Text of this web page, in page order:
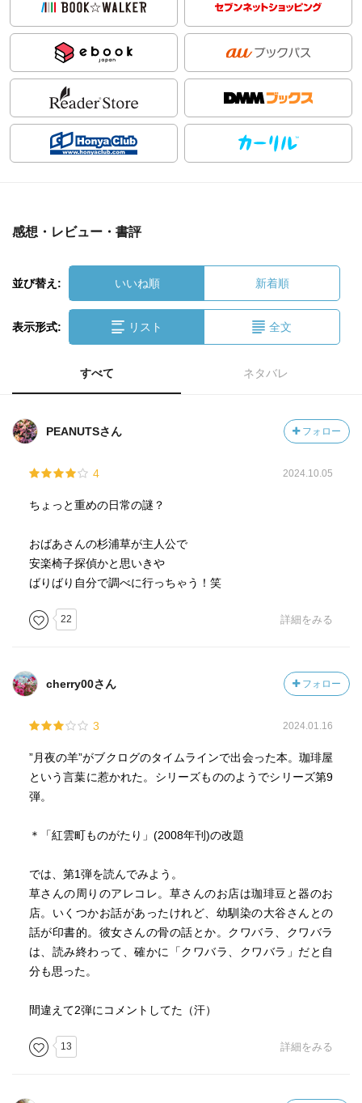
感想・レビュー・書評
並び替え: いいね順 新着順
表示形式: リスト 全文
すべて ネタバレ
PEANUTSさん フォロー
4 2024.10.05
ちょっと重めの日常の謎？
おばあさんの杉浦草が主人公で
安楽椅子探偵かと思いきや
ばりばり自分で調べに行っちゃう！笑
22 詳細をみる
cherry00さん フォロー
3 2024.01.16
”月夜の羊”がブクログのタイムラインで出会った本。珈琲屋
という言葉に惹かれた。シリーズもののようでシリーズ第9
弾。
＊「紅雲町ものがたり」(2008年刊)の改題
では、第1弾を読んでみよう。
草さんの周りのアレコレ。草さんのお店は珈琲豆と器のお
店。いくつかお話があったけれど、幼馴染の大谷さんとの
話が印書的。彼女さんの骨の話とか。クワバラ、クワバラ
は、読み終わって、確かに「クワバラ、クワバラ」だと自
分も思った。
間違えて2弾にコメントしてた（汗）
13 詳細をみる